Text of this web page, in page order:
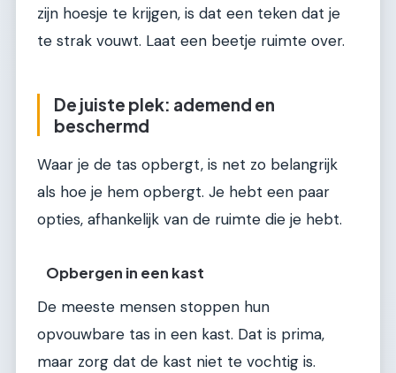
zijn hoesje te krijgen, is dat een teken dat je
te strak vouwt. Laat een beetje ruimte over.
De juiste plek: ademend en
beschermd
Waar je de tas opbergt, is net zo belangrijk
als hoe je hem opbergt. Je hebt een paar
opties, afhankelijk van de ruimte die je hebt.
Opbergen in een kast
De meeste mensen stoppen hun
opvouwbare tas in een kast. Dat is prima,
maar zorg dat de kast niet te vochtig is.